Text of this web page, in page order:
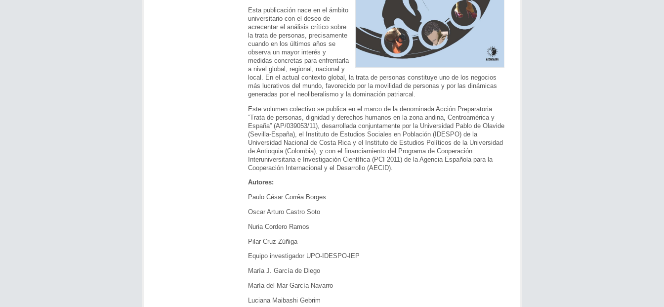
Esta publicación nace en el ámbito
universitario con el deseo de
acrecentar el análisis crítico sobre
la trata de personas, precisamente
cuando en los últimos años se
observa un mayor interés y
medidas concretas para enfrentarla
a nivel global, regional, nacional y
local. En el actual contexto global, la trata de personas constituye uno de los negocios
más lucrativos del mundo, favorecido por la movilidad de personas y por las dinámicas
generadas por el neoliberalismo y la dominación patriarcal.
Este volumen colectivo se publica en el marco de la denominada Acción Preparatoria
“Trata de personas, dignidad y derechos humanos en la zona andina, Centroamérica y
España” (AP/039053/11), desarrollada conjuntamente por la Universidad Pablo de Olavide
(Sevilla-España), el Instituto de Estudios Sociales en Población (IDESPO) de la
Universidad Nacional de Costa Rica y el Instituto de Estudios Políticos de la Universidad
de Antioquia (Colombia), y con el financiamiento del Programa de Cooperación
Interuniversitaria e Investigación Científica (PCI 2011) de la Agencia Española para la
Cooperación Internacional y el Desarrollo (AECID).
Autores:
Paulo César Corrêa Borges
Oscar Arturo Castro Soto
Nuria Cordero Ramos
Pilar Cruz Zúñiga
Equipo investigador UPO-IDESPO-IEP
María J. García de Diego
María del Mar García Navarro
Luciana Maibashi Gebrim